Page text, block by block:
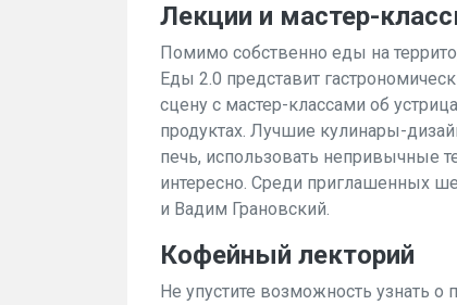
Лекции и мастер-
Помимо собственно еды на
Еды 2.0 представит
сцену с мастер-классами об
продуктах. Лучшие кулинары-
печь, использовать непривычные
интересно. Среди приглашенных
и Вадим Грановский.
Кофейный лекторий
Не упустите возможность узнать